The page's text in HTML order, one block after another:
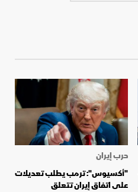
حرب إيران
"أكسيوس": ترمب يطلب تعديلات
على اتفاق إيران تتعلق